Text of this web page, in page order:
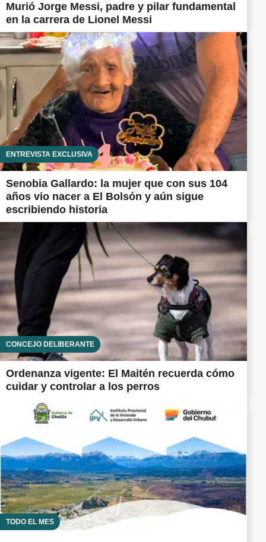
Murió Jorge Messi, padre y pilar fundamental
en la carrera de Lionel Messi
ENTREVISTA EXCLUSIVA
Senobia Gallardo: la mujer que con sus 104
años vio nacer a El Bolsón y aún sigue
escribiendo historia
CONCEJO DELIBERANTE
Ordenanza vigente: El Maitén recuerda cómo
cuidar y controlar a los perros
TODO EL MES